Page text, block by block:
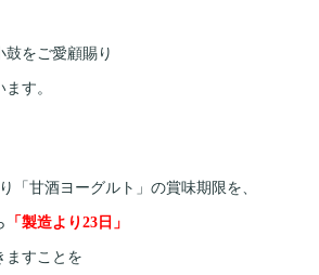
をご愛顧賜り
す。
「甘酒ヨーグルト」の賞味期限を、
「製造より23日」
ますことを